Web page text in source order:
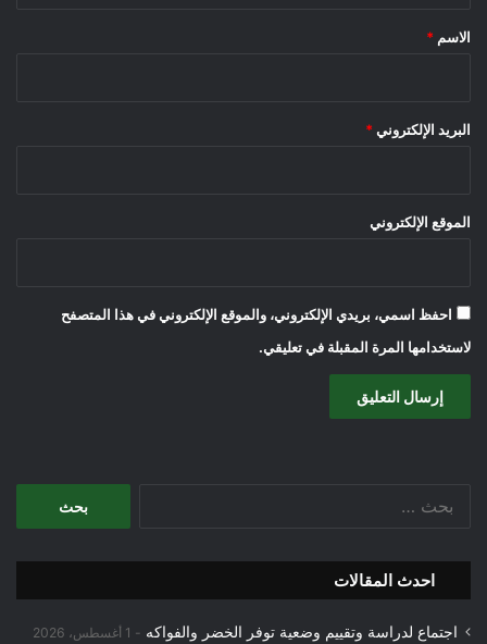
*
الاسم *
البريد الإلكتروني *
الموقع الإلكتروني
احفظ اسمي، بريدي الإلكتروني، والموقع الإلكتروني في هذا المتصفح
لاستخدامها المرة المقبلة في تعليقي.
احدث المقالات
اجتماع لدراسة وتقييم وضعية توفر الخضر والفواكه 1 أغسطس، 2026